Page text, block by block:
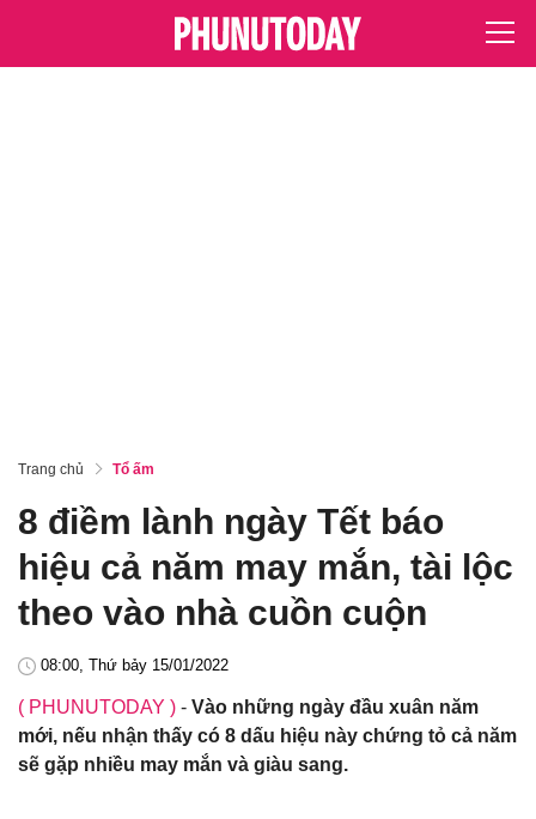
Trang chủ Tổ ấm
8 điềm lành ngày Tết báo
hiệu cả năm may mắn, tài lộc
theo vào nhà cuồn cuộn
08:00, Thứ bảy 15/01/2022
( PHUNUTODAY ) - Vào những ngày đầu xuân năm
mới, nếu nhận thấy có 8 dấu hiệu này chứng tỏ cả năm
sẽ gặp nhiều may mắn và giàu sang.